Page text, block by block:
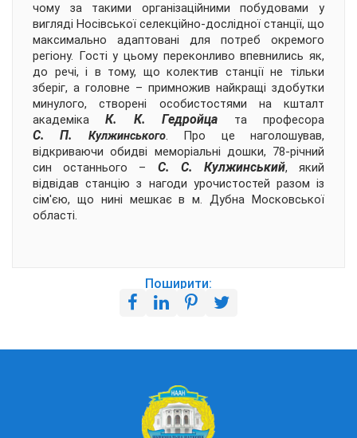
чому за такими організаційними побудовами у
вигляді Носівської селекційно-дослідної станції, що
максимально адаптовані для потреб окремого
регіону. Гості у цьому переконливо впевнились як,
до речі, і в тому, що колектив станції не тільки
зберіг, а головне – примножив найкращі здобутки
минулого, створені особистостями на кшталт
академікаК. К. Гедройца та професора
С. П. Кулжинського. Про це наголошував,
відкриваючи обидві меморіальні дошки, 78-річний
син останнього – С. С. Кулжинський, який
відвідав станцію з нагоди урочистостей разом із
сім'єю, що нині мешкає в м. Дубна Московської
області.
Поширити: